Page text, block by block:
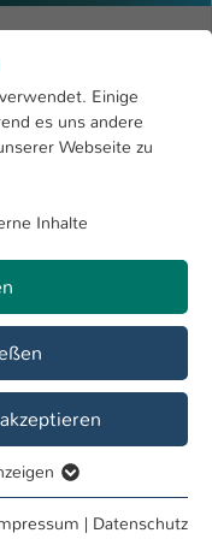
4
Open submenu
4
Einige
es uns andere
Webseite zu
Inhalte
Funktionen
| Datenschutz